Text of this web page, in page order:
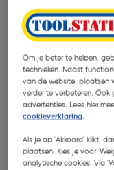
Om je beter te helpen,
technieken. Naast
van de website, plaatsen
verder te verbeteren. Ook
advertenties. Lees hier
cookieverklaring.
Als je op 'Akkoord' klikt,
plaatsen. Kies je voor
analytische cookies. Via